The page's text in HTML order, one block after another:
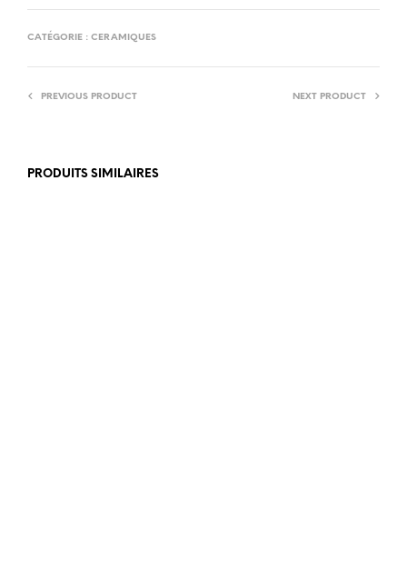
CATÉGORIE : CERAMIQUES
PREVIOUS PRODUCT NEXT PRODUCT
PRODUITS SIMILAIRES